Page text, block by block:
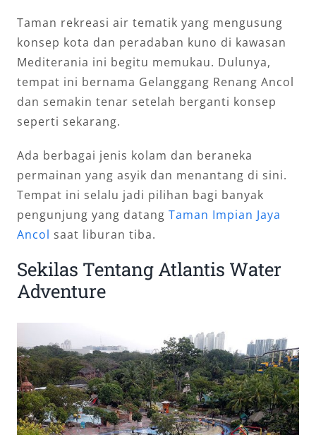
Taman rekreasi air tematik yang mengusung
konsep kota dan peradaban kuno di kawasan
Mediterania ini begitu memukau. Dulunya,
tempat ini bernama Gelanggang Renang Ancol
dan semakin tenar setelah berganti konsep
seperti sekarang.
Ada berbagai jenis kolam dan beraneka
permainan yang asyik dan menantang di sini.
Tempat ini selalu jadi pilihan bagi banyak
pengunjung yang datang Taman Impian Jaya
Ancol saat liburan tiba.
Sekilas Tentang Atlantis Water
Adventure